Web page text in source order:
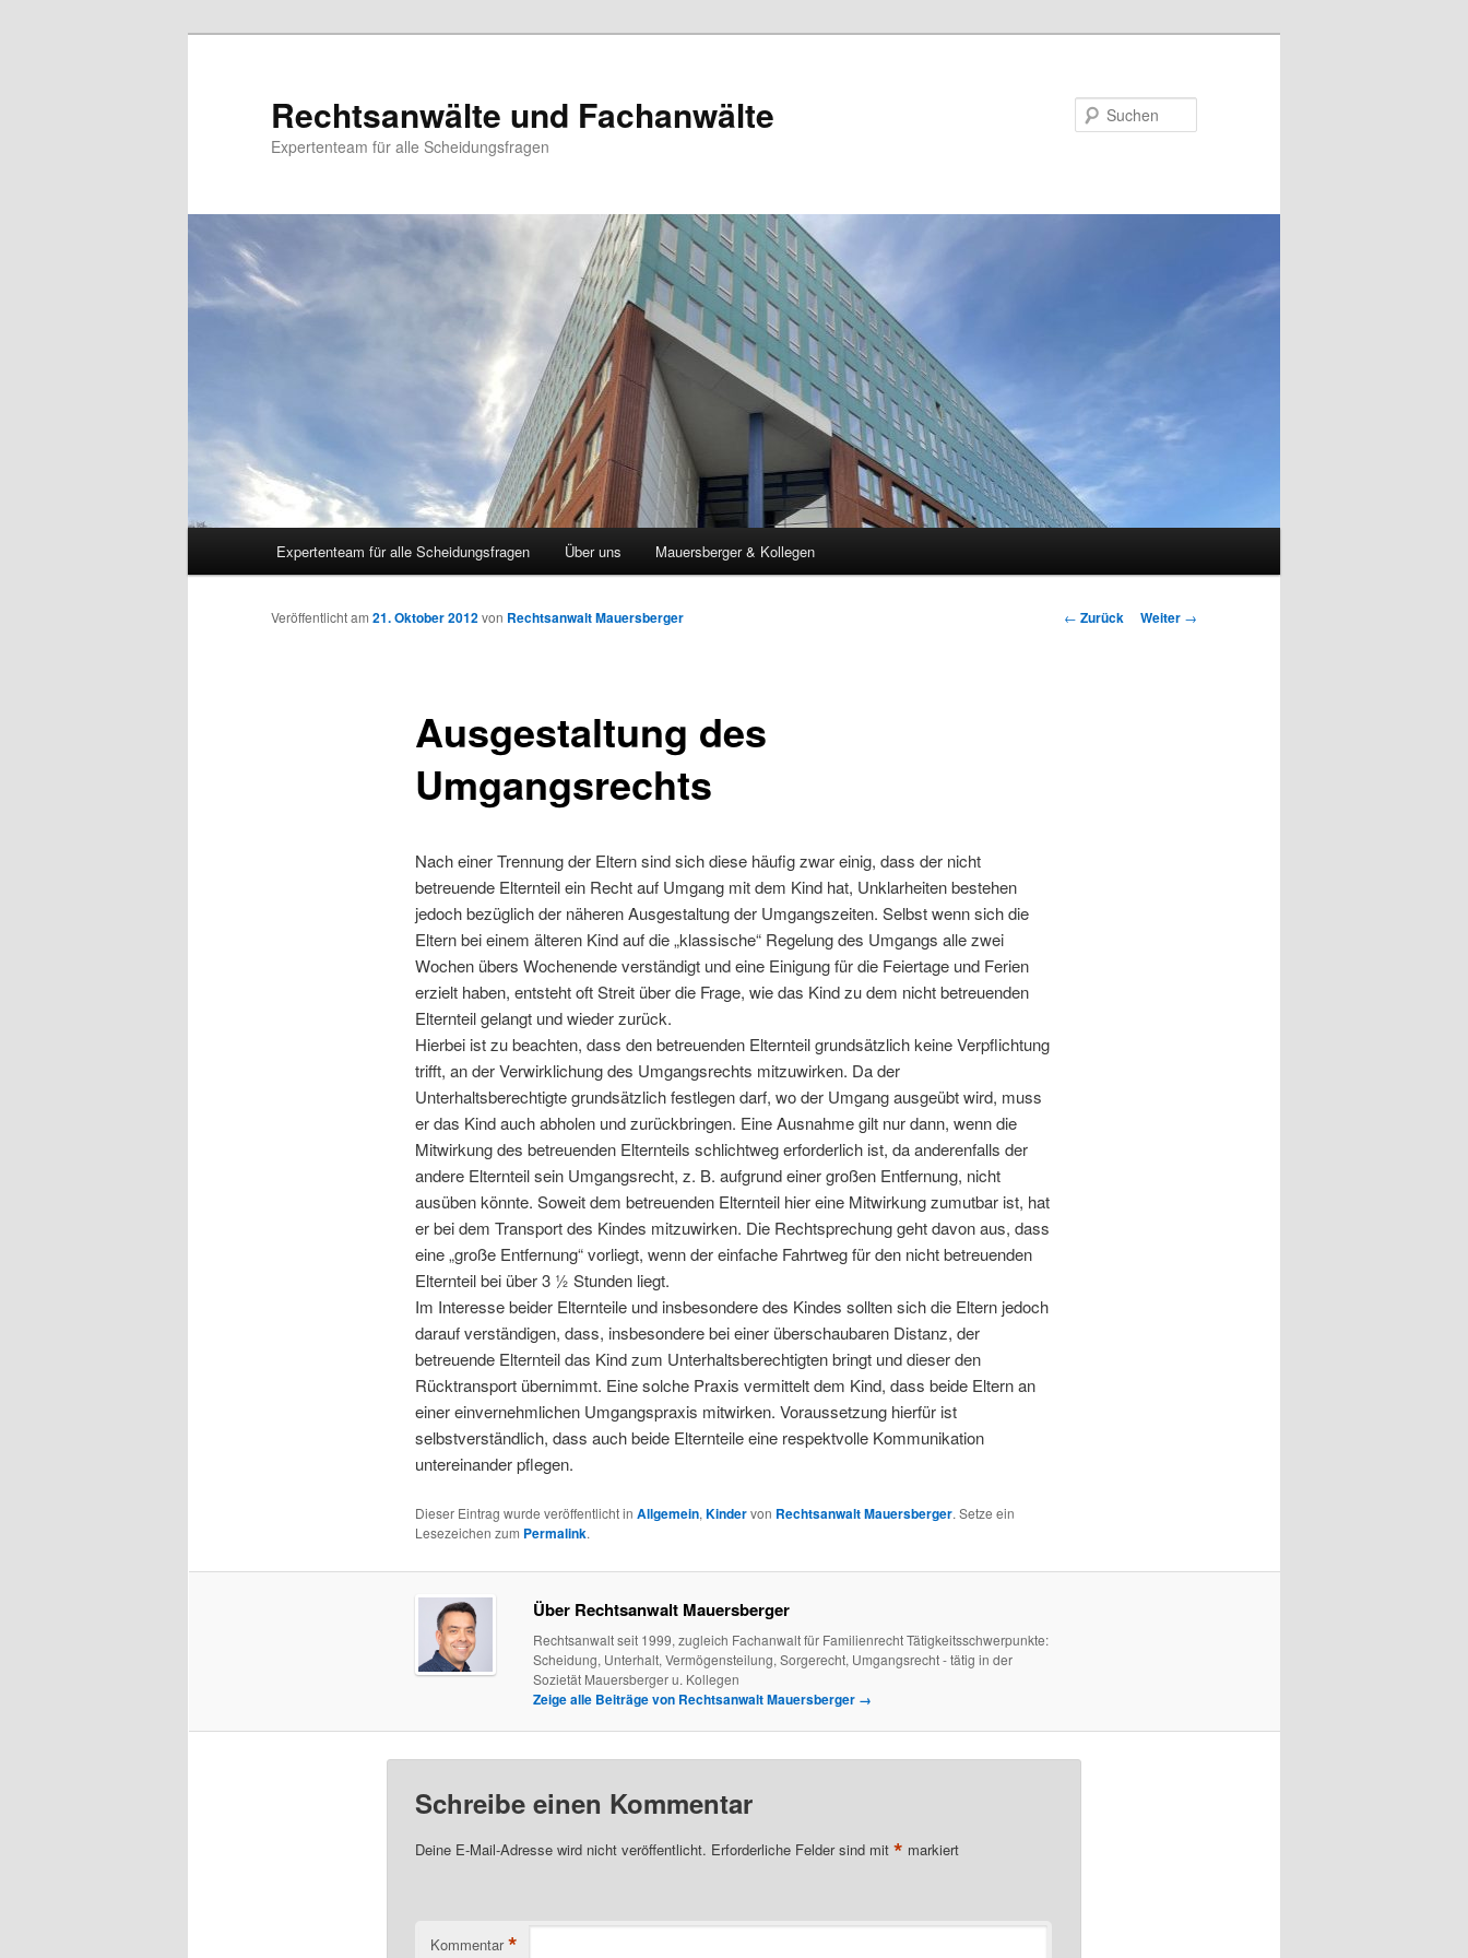
Rechtsanwälte und Fachanwälte
Expertenteam für alle Scheidungsfragen
Expertenteam für alle Scheidungsfragen Über uns Mauersberger & Kollegen
Beitragsnavigation
← Zurück Weiter →
Ausgestaltung des
Umgangsrechts
Veröffentlicht am 21. Oktober 2012von Rechtsanwalt Mauersberger
Nach einer Trennung der Eltern sind sich diese häufig zwar einig, dass der nicht
betreuende Elternteil ein Recht auf Umgang mit dem Kind hat, Unklarheiten bestehen
jedoch bezüglich der näheren Ausgestaltung der Umgangszeiten. Selbst wenn sich die
Eltern bei einem älteren Kind auf die „klassische“ Regelung des Umgangs alle zwei
Wochen übers Wochenende verständigt und eine Einigung für die Feiertage und Ferien
erzielt haben, entsteht oft Streit über die Frage, wie das Kind zu dem nicht betreuenden
Elternteil gelangt und wieder zurück.
Hierbei ist zu beachten, dass den betreuenden Elternteil grundsätzlich keine Verpflichtung
trifft, an der Verwirklichung des Umgangsrechts mitzuwirken. Da der
Unterhaltsberechtigte grundsätzlich festlegen darf, wo der Umgang ausgeübt wird, muss
er das Kind auch abholen und zurückbringen. Eine Ausnahme gilt nur dann, wenn die
Mitwirkung des betreuenden Elternteils schlichtweg erforderlich ist, da anderenfalls der
andere Elternteil sein Umgangsrecht, z. B. aufgrund einer großen Entfernung, nicht
ausüben könnte. Soweit dem betreuenden Elternteil hier eine Mitwirkung zumutbar ist, hat
er bei dem Transport des Kindes mitzuwirken. Die Rechtsprechung geht davon aus, dass
eine „große Entfernung“ vorliegt, wenn der einfache Fahrtweg für den nicht betreuenden
Elternteil bei über 3 ½ Stunden liegt.
Im Interesse beider Elternteile und insbesondere des Kindes sollten sich die Eltern jedoch
darauf verständigen, dass, insbesondere bei einer überschaubaren Distanz, der
betreuende Elternteil das Kind zum Unterhaltsberechtigten bringt und dieser den
Rücktransport übernimmt. Eine solche Praxis vermittelt dem Kind, dass beide Eltern an
einer einvernehmlichen Umgangspraxis mitwirken. Voraussetzung hierfür ist
selbstverständlich, dass auch beide Elternteile eine respektvolle Kommunikation
untereinander pflegen.
Dieser Eintrag wurde veröffentlicht in Allgemein, Kindervon Rechtsanwalt Mauersberger. Setze ein
Lesezeichen zum Permalink.
Über Rechtsanwalt Mauersberger
Rechtsanwalt seit 1999, zugleich Fachanwalt für Familienrecht Tätigkeitsschwerpunkte:
Scheidung, Unterhalt, Vermögensteilung, Sorgerecht, Umgangsrecht - tätig in der
Sozietät Mauersberger u. Kollegen
Zeige alle Beiträge von Rechtsanwalt Mauersberger →
Schreibe einen Kommentar
Deine E-Mail-Adresse wird nicht veröffentlicht. Erforderliche Felder sind mit * markiert
Kommentar *